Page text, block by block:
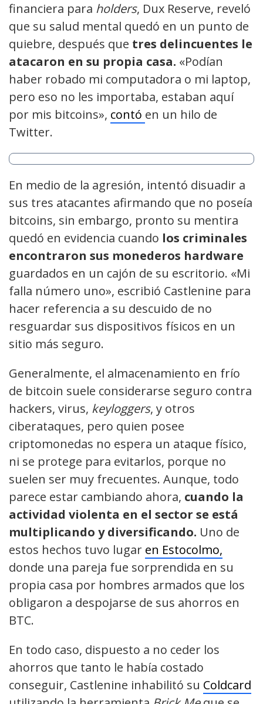
financiera para holders, Dux Reserve, reveló
que su salud mental quedó en un punto de
quiebre, después que tres delincuentes le
atacaron en su propia casa. «Podían
haber robado mi computadora o mi laptop,
pero eso no les importaba, estaban aquí
por mis bitcoins», contó en un hilo de
Twitter.
En medio de la agresión, intentó disuadir a
sus tres atacantes afirmando que no poseía
bitcoins, sin embargo, pronto su mentira
quedó en evidencia cuando los criminales
encontraron sus monederos hardware
guardados en un cajón de su escritorio. «Mi
falla número uno», escribió Castlenine para
hacer referencia a su descuido de no
resguardar sus dispositivos físicos en un
sitio más seguro.
Generalmente, el almacenamiento en frío
de bitcoin suele considerarse seguro contra
hackers, virus, keyloggers, y otros
ciberataques, pero quien posee
criptomonedas no espera un ataque físico,
ni se protege para evitarlos, porque no
suelen ser muy frecuentes. Aunque, todo
parece estar cambiando ahora, cuando la
actividad violenta en el sector se está
multiplicando y diversificando. Uno de
estos hechos tuvo lugar en Estocolmo,
donde una pareja fue sorprendida en su
propia casa por hombres armados que los
obligaron a despojarse de sus ahorros en
BTC.
En todo caso, dispuesto a no ceder los
ahorros que tanto le había costado
conseguir, Castlenine inhabilitó su Coldcard